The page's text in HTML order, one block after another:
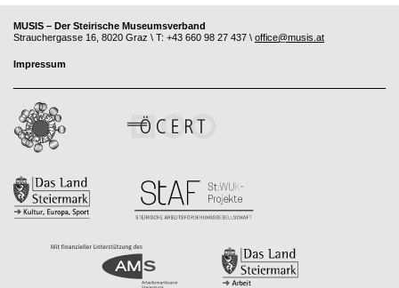
MUSIS – Der Steirische Museumsverband
Strauchergasse 16, 8020 Graz \ T: +43 660 98 27 437 \ office@musis.at
Impressum